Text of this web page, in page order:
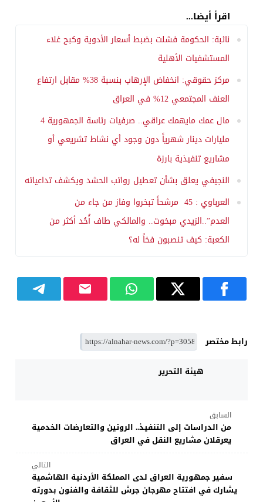
اقرأ أيضا...
نائبة: الحكومة فشلت بضبط أسعار الأدوية وكبح غلاء
المستشفيات الأهلية
مركز حقوقي: انخفاض الإرهاب بنسبة 38% مقابل ارتفاع
العنف المجتمعي 12% في العراق
مال عمك مايهمك عراقي.. صرفيات رئاسة الجمهورية 4
مليارات دينار شهرياً دون وجود أي نشاط تشريعي أو
مشاريع تنفيذية بارزة
النجيفي يعلق بشأن تعطيل رواتب الحشد ويكشف تداعياته
العرباوي : 45 مرشحاً تبخروا وفاز من جاء من
العدم”..الزيدي مبخوت.. والمالكي طاف أُحُد أكثر من
الكعبة: كيف تنصبون فخاً له؟
رابط مختصر
هيئة التحرير
السابق
من الدراسات إلى التنفيذ.. الروتين والتعارضات الخدمية
يعرقلان مشاريع النقل في العراق
التالي
سفير جمهورية العراق لدى المملكة الأردنية الهاشمية
يشارك في افتتاح مهرجان جرش للثقافة والفنون بدورته